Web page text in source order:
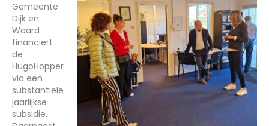
Gemeente
Dijk en
Waard
financiert
de
HugoHopper
via een
substantiële
jaarlijkse
subsidie.